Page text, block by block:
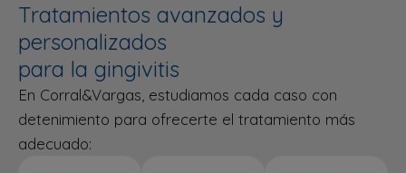
Tratamientos avanzados y
personalizados
para la gingivitis
En Corral&Vargas, estudiamos cada caso con
detenimiento para ofrecerte el tratamiento más
adecuado: